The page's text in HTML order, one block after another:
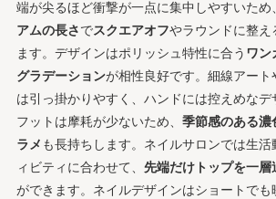
端が尖るほど衝撃が一点に集中しやすいため
アムの長さ でスクエアオフやラウンドに整え
ます。デザインはポリッシュ特性に合う ワン
グラデーションが相性良好です。細線アート
は引っ掛かりやすく、ハンドには控えめなデ
フットは摩耗が少ないため、 季節感のある濃
ラメ も長持ちします。ネイルサロンでは生
ィビティに合わせて、 先端だけトップを一層
ができます。ネイルデザインはショートでも